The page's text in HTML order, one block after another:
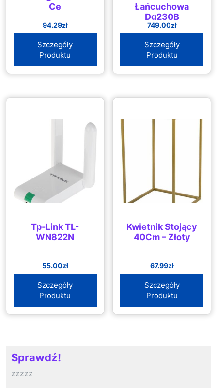
Ce
94.29zł
Szczegóły
Produktu
Łańcuchowa
Dg230B
749.00zł
Szczegóły
Produktu
Tp-Link TL-
WN822N
55.00zł
Szczegóły
Produktu
Kwietnik Stojący
40Cm – Złoty
67.99zł
Szczegóły
Produktu
Sprawdź!
zzzzz